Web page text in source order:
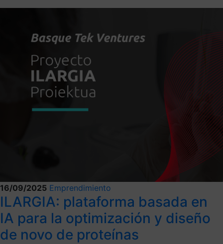
16/09/2025 Emprendimiento
ILARGIA: plataforma basada en
IA para la optimización y diseño
de novo de proteínas